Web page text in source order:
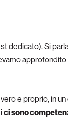
dedicato). Si
vero e proprio, in
ci sono